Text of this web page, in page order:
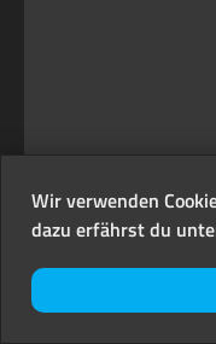
Fantastic
MIT THOUSAND
Wir verwenden
dazu erfährst du